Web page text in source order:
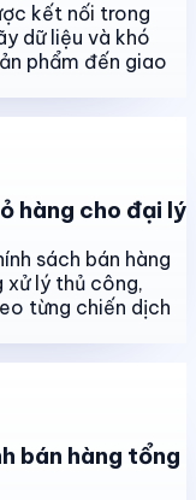
kết nối trong
dữ liệu và khó
phẩm đến giao
hàng cho đại lý
sách bán hàng
xử lý thủ công,
từng chiến dịch
bán hàng tổng